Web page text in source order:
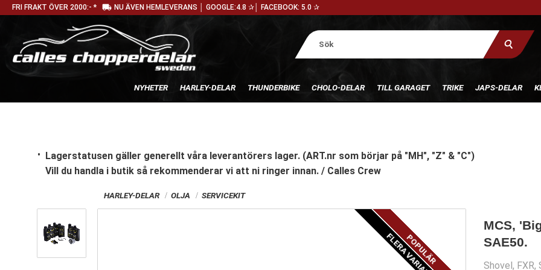
FRI FRAKT ÖVER 2000:- * local_shipping NU ÄVEN HEMLEVERANS │ GOOGLE:4.8 ✰│ FACEBOOK: 5.0 ✰
NYHETER HARLEY-DELAR THUNDERBIKE CHOLO-DELAR TILL GARAGET TRIKE JAPS-DELAR
Lagerstatusen gäller generellt våra leverantörers lager. (ART.nr som börjar på "MH", "Z" & "C")
Vill du handla i butik så rekommenderar vi att ni ringer innan. / Calles Crew
HARLEY-DELAR OLJA SERVICEKIT
MCS,
SAE50.
Shovel,
POPULÄR